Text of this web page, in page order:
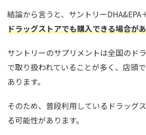
結論から言うと、サントリーDHA&EPA
ドラッグストアでも購入できる場合が
サントリーのサプリメントは全国のド
で取り扱われていることが多く、店頭
あります。
そのため、普段利用しているドラッグ
る可能性があります。